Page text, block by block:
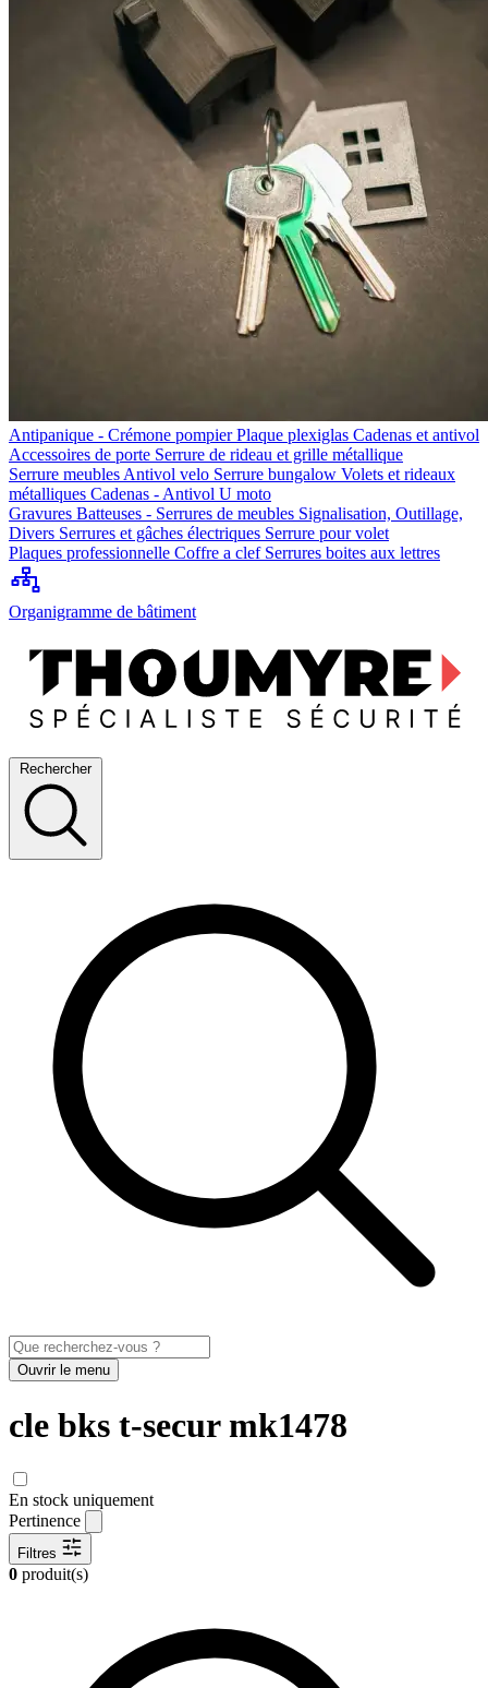
Antipanique - Crémone pompierPlaque plexiglas Cadenas et antivol
Accessoires de porte Serrure de rideau et grille métallique
Serrure meubles Antivol velo Serrure bungalow Volets et rideaux
métalliques Cadenas - Antivol U moto
Gravures Batteuses - Serrures de meubles Signalisation, Outillage,
Divers Serrures et gâches électriques Serrure pour volet
Plaques professionnelle Coffre a clef Serrures boites aux lettres
Organigramme de bâtiment
Rechercher
Ouvrir le menu
cle bks t-secur mk1478
En stock uniquement
Pertinence
Filtres
0 produit(s)